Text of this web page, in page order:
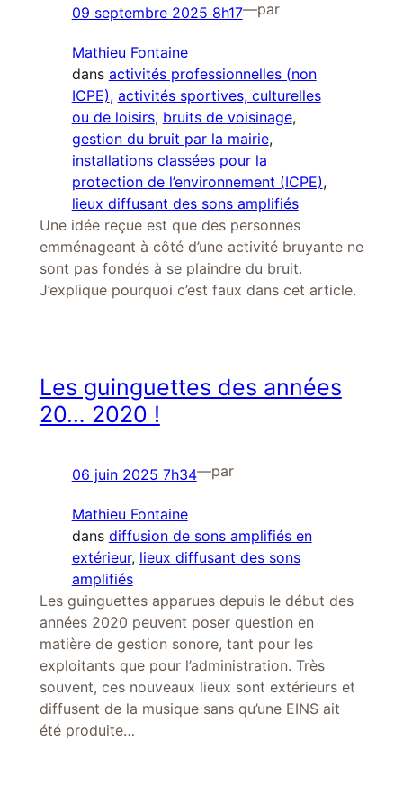
09 septembre 2025 8h17—par
Mathieu Fontaine
dans activités professionnelles (non
ICPE), activités sportives, culturelles
ou de loisirs, bruits de voisinage
gestion du bruit par la mairie
installations classées pour la
protection de l’environnement (ICPE)
lieux diffusant des sons amplifiés
Une idée reçue est que des personnes
emménageant à côté d’une activité bruyante ne
sont pas fondés à se plaindre du bruit.
J’explique pourquoi c’est faux dans cet article.
Les guinguettes des années
20… 2020 !
06 juin 2025 7h34—par
Mathieu Fontaine
dans diffusion de sons amplifiés en
extérieur, lieux diffusant des sons
amplifiés
Les guinguettes apparues depuis le début des
années 2020 peuvent poser question en
matière de gestion sonore, tant pour les
exploitants que pour l’administration. Très
souvent, ces nouveaux lieux sont extérieurs et
diffusent de la musique sans qu’une EINS ait
été produite…